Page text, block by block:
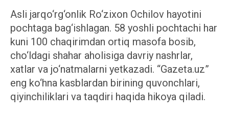
Asli jarqo‘rg‘onlik Ro‘zixon Ochilov hayotini
pochtaga bag‘ishlagan. 58 yoshli pochtachi har
kuni 100 chaqirimdan ortiq masofa bosib,
cho‘ldagi shahar aholisiga davriy nashrlar,
xatlar va jo‘natmalarni yetkazadi. “Gazeta.uz”
eng ko‘hna kasblardan birining quvonchlari,
qiyinchiliklari va taqdiri haqida hikoya qiladi.